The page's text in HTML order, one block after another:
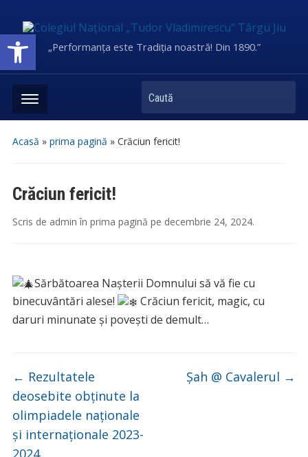
Deschide bara de unelte„Performanța este Tradiția noastră! Din 1890.”
Caută
Acasă » prima pagină » Crăciun fericit!
Crăciun fericit!
Scris de admin în prima pagină pe decembrie 24, 2024.
Sărbătoarea Nașterii Domnului să vă fie cu
binecuvântări alese!
Crăciun fericit, magic, cu
daruri minunate și povești de demult…
← Rezultatele
deosebite obținute la
olimpiadele naționale
și internaționale 2023-
2024
Șah @ Cavalerul →